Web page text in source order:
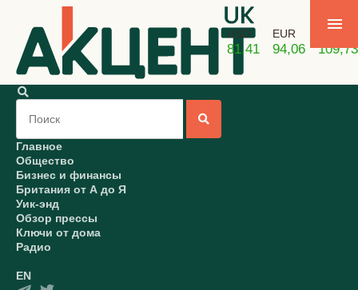
USD
81,41
EUR
94,06 109,73
Главное
Общество
Бизнес и финансы
Британия от А до Я
Уик-энд
Обзор прессы
Ключи от дома
Радио
EN